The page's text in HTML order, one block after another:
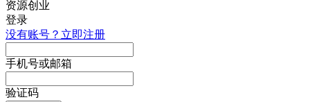
登录
没有账号？立即注册
手机号或邮箱
验证码